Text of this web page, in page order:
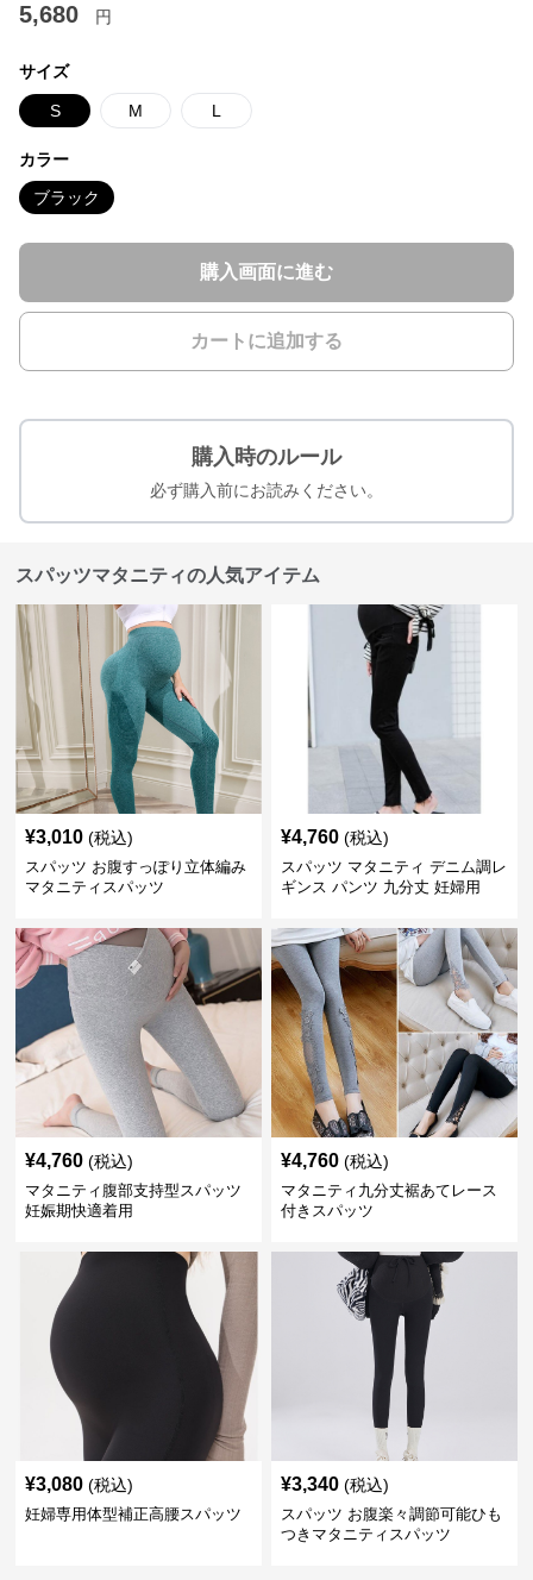
5,680 円
サイズ
S M L
カラー
ブラック
購入画面に進む
カートに追加する
購入時のルール
必ず購入前にお読みください。
スパッツマタニティの人気アイテム
¥3,010 (税込)
スパッツ お腹すっぽり立体編み
マタニティスパッツ
¥4,760 (税込)
スパッツ マタニティ デニム調レ
ギンス パンツ 九分丈 妊婦用
¥4,760 (税込)
マタニティ腹部支持型スパッツ
妊娠期快適着用
¥4,760 (税込)
マタニティ九分丈裾あてレース
付きスパッツ
¥3,080 (税込)
妊婦専用体型補正高腰スパッツ
¥3,340 (税込)
スパッツ お腹楽々調節可能ひも
つきマタニティスパッツ